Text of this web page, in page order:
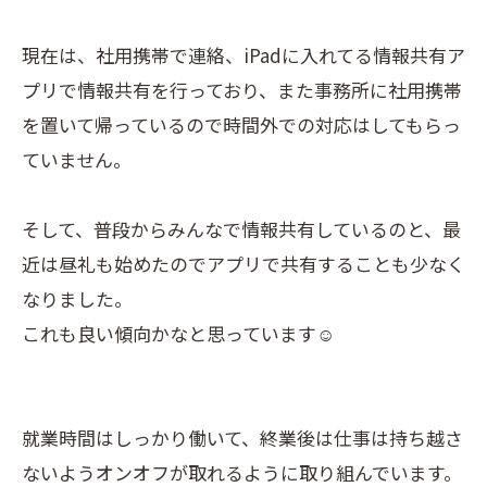
現在は、社用携帯で連絡、iPadに入れてる情報共有ア
プリで情報共有を行っており、また事務所に社用携帯
を置いて帰っているので時間外での対応はしてもらっ
ていません。
そして、普段からみんなで情報共有しているのと、最
近は昼礼も始めたのでアプリで共有することも少なく
なりました。
これも良い傾向かなと思っています☺️
就業時間はしっかり働いて、終業後は仕事は持ち越さ
ないようオンオフが取れるように取り組んでいます。